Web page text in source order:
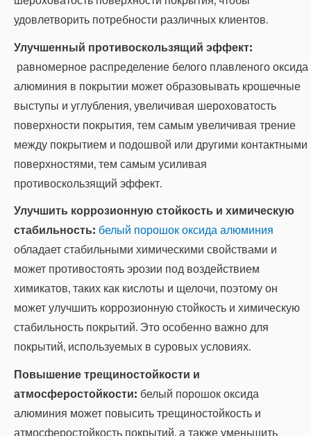
удовлетворить потребности различных клиентов.
Улучшенный противоскользящий эффект:
равномерное распределение белого плавленого оксида
алюминия в покрытии может образовывать крошечные
выступы и углубления, увеличивая шероховатость
поверхности покрытия, тем самым увеличивая трение
между покрытием и подошвой или другими контактными
поверхностями, тем самым усиливая
противоскользящий эффект.
Улучшить коррозионную стойкость и химическую
стабильность: белый порошок оксида алюминия
обладает стабильными химическими свойствами и
может противостоять эрозии под воздействием
химикатов, таких как кислоты и щелочи, поэтому он
может улучшить коррозионную стойкость и химическую
стабильность покрытий. Это особенно важно для
покрытий, используемых в суровых условиях.
Повышение трещиностойкости и
атмосферостойкости: белый порошок оксида
алюминия может повысить трещиностойкость и
атмосферостойкость покрытий, а также уменьшить